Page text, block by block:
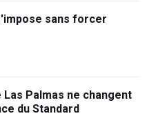
sans forcer
Las Palmas ne changent
du Standard